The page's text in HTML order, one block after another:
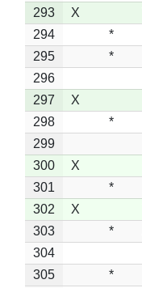
293
X
294
*
295
*
296
297
X
298
*
299
300
X
301
*
302
X
303
*
304
305
*